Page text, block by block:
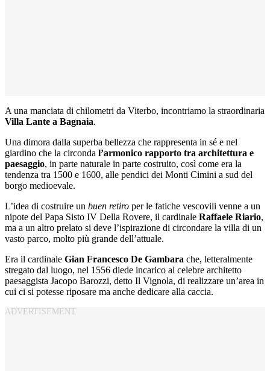
A una manciata di chilometri da Viterbo, incontriamo la straordinaria
Villa Lante a Bagnaia.
Una dimora dalla superba bellezza che rappresenta in sé e nel
giardino che la circonda l’armonico rapporto tra architettura e
paesaggio, in parte naturale in parte costruito, così come era la
tendenza tra 1500 e 1600, alle pendici dei Monti Cimini a sud del
borgo medioevale.
L’idea di costruire un buen retiro per le fatiche vescovili venne a un
nipote del Papa Sisto IV Della Rovere, il cardinale Raffaele Riario,
ma a un altro prelato si deve l’ispirazione di circondare la villa di un
vasto parco, molto più grande dell’attuale.
Era il cardinale Gian Francesco De Gambara che, letteralmente
stregato dal luogo, nel 1556 diede incarico al celebre architetto
paesaggista Jacopo Barozzi, detto Il Vignola, di realizzare un’area in
cui ci si potesse riposare ma anche dedicare alla caccia.